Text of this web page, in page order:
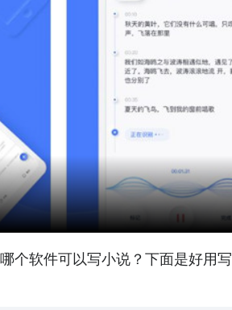
个软件可以写小说？下面是好用